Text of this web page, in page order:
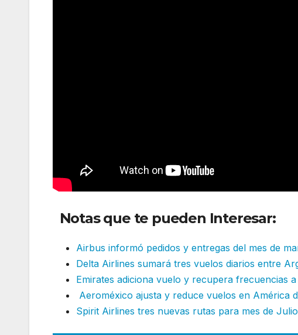
Notas que te pueden Interesar:
Airbus informó pedidos y entregas del mes de
Delta Airlines sumará tres vuelos diarios entre
Emirates adiciona vuelo y recupera frecuencias
Aeroméxico ajusta y reduce vuelos en América
Spirit Airlines tres nuevas rutas para mes de Julio